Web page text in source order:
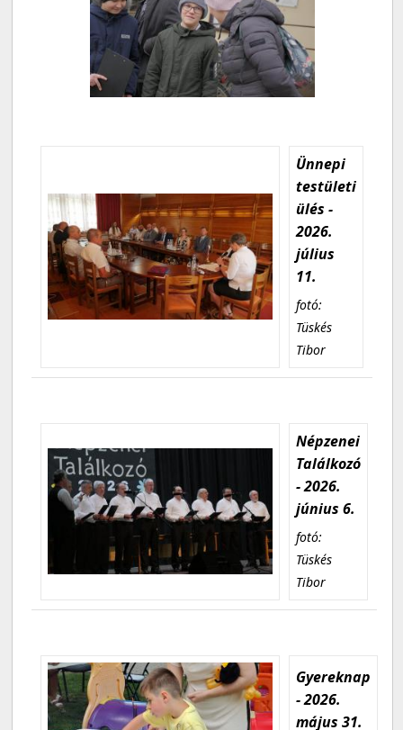
Ünnepi
testületi
ülés -
2026.
július
11.
fotó:
Tüskés
Tibor
Népzenei
Találkozó
- 2026.
június 6.
fotó:
Tüskés
Tibor
Gyereknap
- 2026.
május 31.